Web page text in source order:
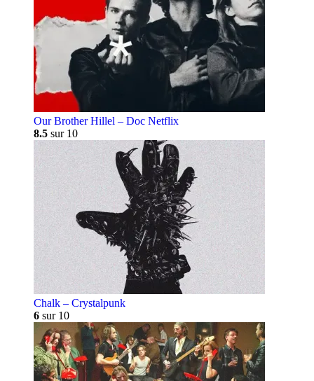
Our Brother Hillel – Doc Netflix
8.5 sur 10
Chalk – Crystalpunk
6 sur 10